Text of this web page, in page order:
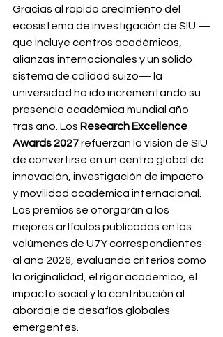
Gracias al rápido crecimiento del
ecosistema de investigación de SIU —
que incluye centros académicos,
alianzas internacionales y un sólido
sistema de calidad suizo— la
universidad ha ido incrementando su
presencia académica mundial año
tras año. Los Research Excellence
Awards 2027 refuerzan la visión de SIU
de convertirse en un centro global de
innovación, investigación de impacto
y movilidad académica internacional.
Los premios se otorgarán a los
mejores artículos publicados en los
volúmenes de U7Y correspondientes
al año 2026, evaluando criterios como
la originalidad, el rigor académico, el
impacto social y la contribución al
abordaje de desafíos globales
emergentes.